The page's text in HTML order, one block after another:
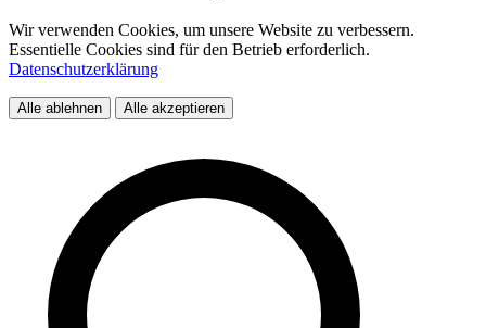
Wir verwenden Cookies, um unsere Website zu verbessern.
Essentielle Cookies sind für den Betrieb erforderlich.
Datenschutzerklärung
Alle ablehnen Alle akzeptieren